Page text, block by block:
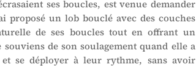
ses boucles, est venue demander
proposé un lob bouclé avec des couches
de ses boucles tout en offrant un
de son soulagement quand elle a
se déployer à leur rythme, sans avoir